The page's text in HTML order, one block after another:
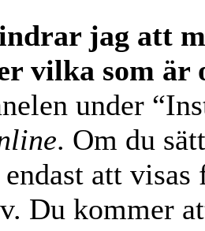
jag att
vilka som är
under
. Om du
att
Du kommer